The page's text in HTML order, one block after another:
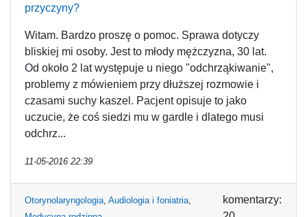
przyczyny?
Witam. Bardzo proszę o pomoc. Sprawa dotyczy
bliskiej mi osoby. Jest to młody mężczyzna, 30 lat.
Od około 2 lat występuje u niego "odchrząkiwanie",
problemy z mówieniem przy dłuższej rozmowie i
czasami suchy kaszel. Pacjent opisuje to jako
uczucie, że coś siedzi mu w gardle i dlatego musi
odchrz...
11-05-2016 22:39
Otorynolaryngologia, Audiologia i foniatria,
komentarzy: